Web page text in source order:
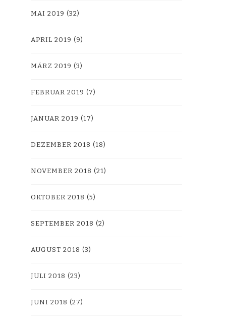
MAI 2019 (32)
APRIL 2019 (9)
MÄRZ 2019 (3)
FEBRUAR 2019 (7)
JANUAR 2019 (17)
DEZEMBER 2018 (18)
NOVEMBER 2018 (21)
OKTOBER 2018 (5)
SEPTEMBER 2018 (2)
AUGUST 2018 (3)
JULI 2018 (23)
JUNI 2018 (27)